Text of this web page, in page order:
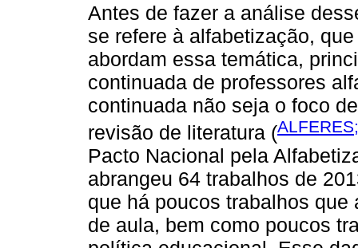
Antes de fazer a análise
se refere à alfabetização,
abordam essa temática,
continuada de professores
continuada não seja o foco
revisão de literatura (
Pacto Nacional pela
abrangeu 64 trabalhos de
que há poucos trabalhos
de aula, bem como poucos